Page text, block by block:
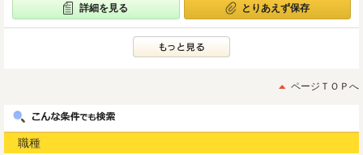
詳細を見る とりあえず保存
ページＴＯＰへ
職種